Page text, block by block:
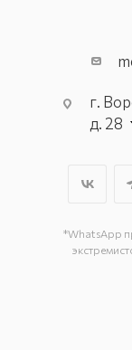
г.
д. 28
*WhatsApp